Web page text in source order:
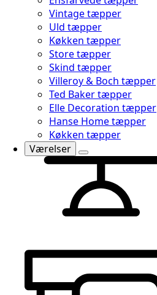
Vintage tæpper
Uld tæpper
Køkken tæpper
Store tæpper
Skind tæpper
Villeroy & Boch tæpper
Ted Baker tæpper
Elle Decoration tæpper
Hanse Home tæpper
Køkken tæpper
Værelser